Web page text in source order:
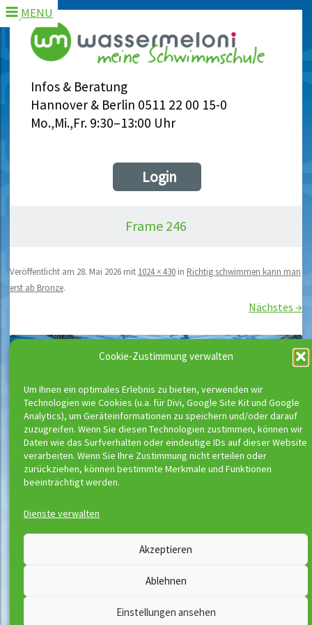
Cookie-Zustimmung verwalten
Um Ihnen ein optimales Erlebnis zu bieten, verwenden wir
Technologien wie Cookies (u.a. für Divi, Google Site Kit und Google
Analytics), um Geräteinformationen zu speichern und/oder darauf
zuzugreifen. Wenn Sie diesen Technologien zustimmen, können wir
Daten wie das Surfverhalten oder eindeutige IDs auf dieser Website
verarbeiten. Wenn Sie Ihre Zustimmung nicht erteilen oder
zurückziehen, können bestimmte Merkmale und Funktionen
beeinträchtigt werden.
Dienste verwalten
Akzeptieren
Ablehnen
Einstellungen ansehen
Infos & Beratung
Hannover & Berlin 0511 22 00 15-0
Mo.,Mi.,Fr. 9:30–13:00 Uhr
MENU
Login
Frame 246
Veröffentlicht am 28. Mai 2026 mit 1024 × 430 in Richtig schwimmen kann man
erst ab Bronze.
Nächstes →
Impressum
Disclaimer
AGB